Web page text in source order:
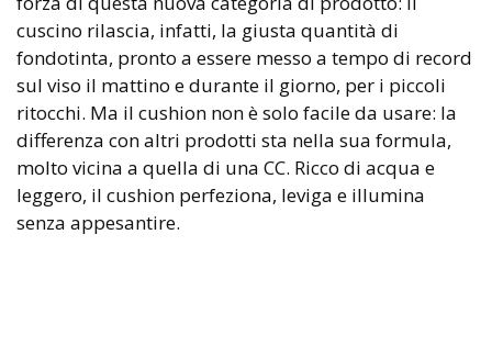
cuscino rilascia, infatti, la giusta quantità di
fondotinta, pronto a essere messo a tempo di record
sul viso il mattino e durante il giorno, per i piccoli
ritocchi. Ma il cushion non è solo facile da usare: la
differenza con altri prodotti sta nella sua formula,
molto vicina a quella di una CC. Ricco di acqua e
leggero, il cushion perfeziona, leviga e illumina
senza appesantire.